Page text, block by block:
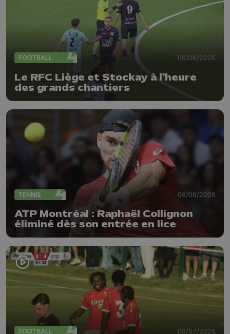
FOOTBALL 06/08/2026
Le RFC Liège et Stockay à l'heure
des grands chantiers
TENNIS 06/08/2026
ATP Montréal : Raphaël Collignon
éliminé dès son entrée en lice
FOOTBALL 09/07/2026